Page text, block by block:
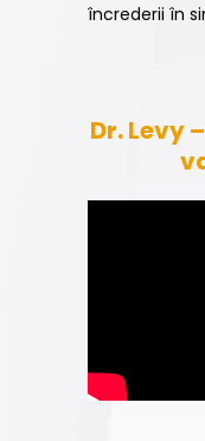
încrederii în
Dr. Levy